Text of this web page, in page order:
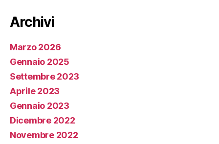
Archivi
Marzo 2026
Gennaio 2025
Settembre 2023
Aprile 2023
Gennaio 2023
Dicembre 2022
Novembre 2022